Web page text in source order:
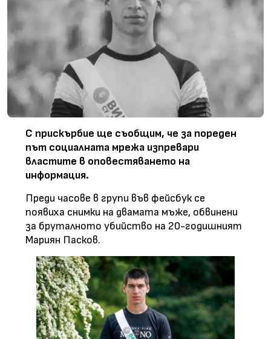
С прискърбие ще съобщим, че за пореден
път социалната мрежа изпревари
властите в оповестяването на
информация.
Преди часове в групи във фейсбук се
появиха снимки на двамата мъже, обвинени
за бруталното убийство на 20-годишният
Мариян Пасков.